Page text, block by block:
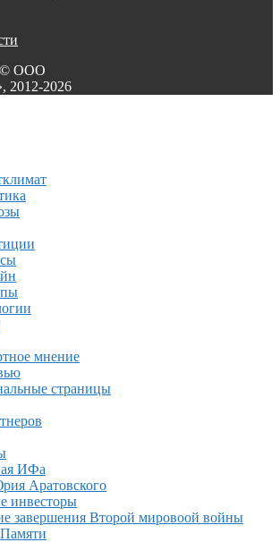
ООО
2012-2026
мнение
страницы
ИФа
Аратовского
инвесторы
завершения Второй мировоой войны